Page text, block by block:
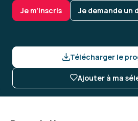
Je m'inscris Je demande un
Télécharger le
Ajouter à ma